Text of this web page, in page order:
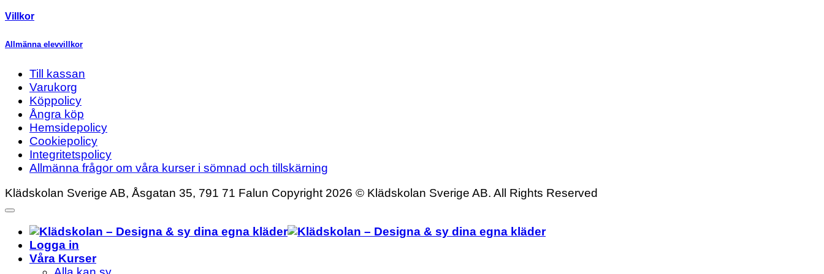
Villkor
Allmänna elevvillkor
Till kassan
Varukorg
Köppolicy
Ångra köp
Hemsidepolicy
Cookiepolicy
Integritetspolicy
Allmänna frågor om våra kurser i sömnad och tillskärning
Klädskolan Sverige AB, Åsgatan 35, 791 71 Falun Copyright 2026 © Klädskolan Sverige AB. All Rights Reserved
Logga in
Våra Kurser